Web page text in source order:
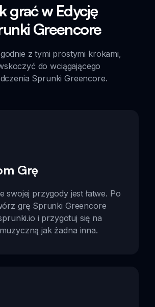
grać w Edycję
Greencore
z tymi prostymi krokami,
do wciągającego
Sprunki Greencore.
Grę
swojej przygody jest łatwe. Po
grę Sprunki Greencore
i przygotuj się na
jak żadna inna.